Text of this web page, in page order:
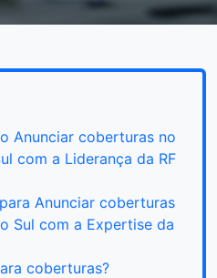
Anunciar coberturas no
com a Liderança da RF
Anunciar coberturas
Sul com a Expertise da
coberturas?